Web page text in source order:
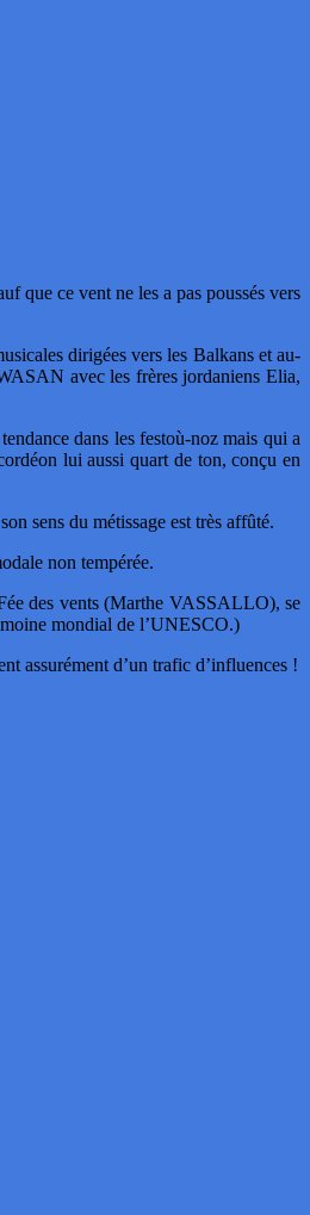
que ce vent ne les a pas poussés vers
dirigées vers les Balkans et au-
avec les frères jordaniens Elia,
dans les festoù-noz mais qui a
lui aussi quart de ton, conçu en
sens du métissage est très affûté.
non tempérée.
des vents (Marthe VASSALLO), se
mondial de l’UNESCO.)
assurément d’un trafic d’influences !